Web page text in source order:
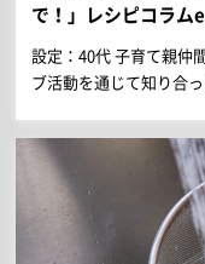
で！」レシピコラ
設定：40代 子育て親仲
ブ活動を通じて知り合